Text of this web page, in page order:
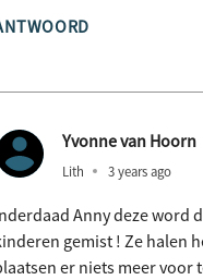
Yvonne van Hoorn
Lith 3 years ago
Anny deze word
gemist ! Ze halen
er niets meer voor